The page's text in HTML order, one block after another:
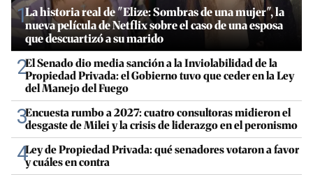
1La historia real de "Elize: Sombras de una mujer", la
nueva película de Netflix sobre el caso de una esposa
que descuartizó a su marido
2El Senado dio media sanción a la Inviolabilidad de la
Propiedad Privada: el Gobierno tuvo que ceder en la Ley
del Manejo del Fuego
3Encuesta rumbo a 2027: cuatro consultoras midieron el
desgaste de Milei y la crisis de liderazgo en el peronismo
4Ley de Propiedad Privada: qué senadores votaron a favor
y cuáles en contra